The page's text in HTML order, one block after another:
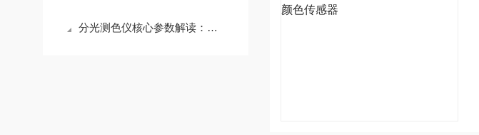
分光测色仪核心参数解读：重复性精度、台间差、测量时间哪个更重要